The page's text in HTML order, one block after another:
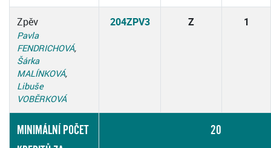
Zpěv
Pavla
FENDRICHOVÁ,
Šárka
MALÍNKOVÁ,
Libuše
VOBĚRKOVÁ
204ZPV3 Z 1
MINIMÁLNÍ POČET
20